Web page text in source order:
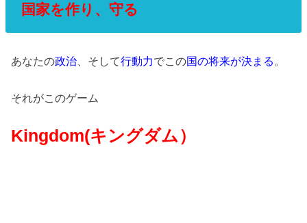
国家を作り、 守る
あなたの政治 、そして行動力でこの国の将来が決まる 。
それがこのゲーム
Kingdom(キングダム）